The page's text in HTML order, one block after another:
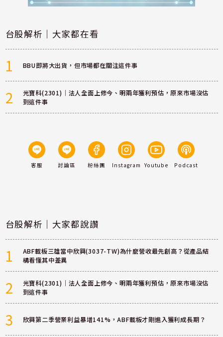
台股解析｜大家都在看
1 BBU即將大出貨，但市場都在關注這件事
2
光寶科(2301)｜法人全面上修今、明兩年獲利預估，原來市場沒估
到這件事
客服 討論區 粉絲團 Instagram Youtube Podcast
台股解析｜大家都說讚
1
ABF載板三雄當中欣興(3037-TW)為什麼營收最先創高？從產品結
構看懂其中差異
2
光寶科(2301)｜法人全面上修今、明兩年獲利預估，原來市場沒估
到這件事
3 欣興第二季營業利益暴增141%，ABF載板才剛進入獲利成長期？